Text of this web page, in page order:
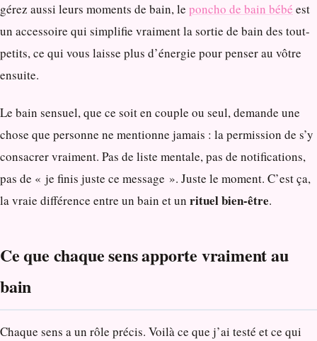
gérez aussi leurs moments de bain, le poncho de bain bébé est
un accessoire qui simplifie vraiment la sortie de bain des tout-
petits, ce qui vous laisse plus d’énergie pour penser au vôtre
ensuite.
Le bain sensuel, que ce soit en couple ou seul, demande une
chose que personne ne mentionne jamais : la permission de s’y
consacrer vraiment. Pas de liste mentale, pas de notifications,
pas de « je finis juste ce message ». Juste le moment. C’est ça,
la vraie différence entre un bain et un rituel bien-être.
Ce que chaque sens apporte vraiment au
bain
Chaque sens a un rôle précis. Voilà ce que j’ai testé et ce qui